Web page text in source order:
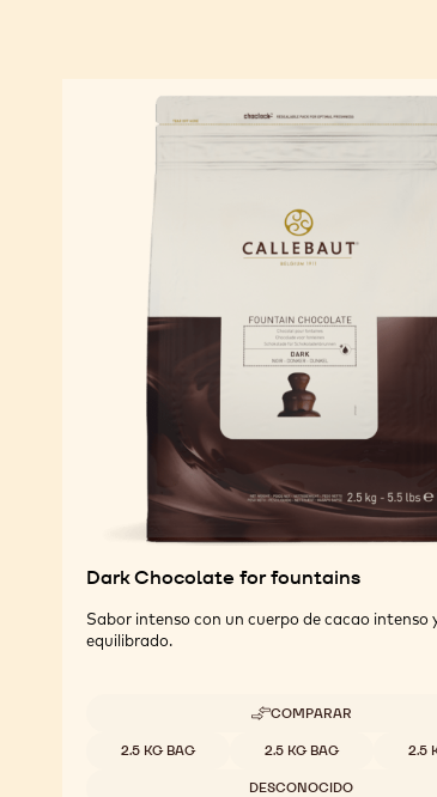
Dark Chocolate for fountains
Sabor intenso con un cuerpo de cacao intenso
equilibrado.
COMPARAR
-
CHOCOLATE
FOR
Tamaños disponibles
2.5 KG BAG 2.5 KG BAG 2.5
DESCONOCIDO